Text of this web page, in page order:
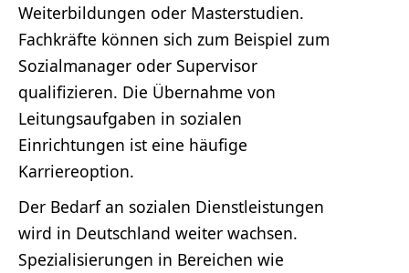
Weiterbildungen oder Masterstudien.
Fachkräfte können sich zum Beispiel zum
Sozialmanager oder Supervisor
qualifizieren. Die Übernahme von
Leitungsaufgaben in sozialen
Einrichtungen ist eine häufige
Karriereoption.
Der Bedarf an sozialen Dienstleistungen
wird in Deutschland weiter wachsen.
Spezialisierungen in Bereichen wie